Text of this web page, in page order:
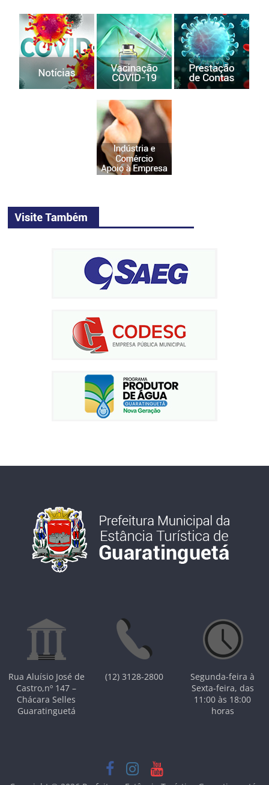
Rua Aluísio José de
Castro,nº 147 –
Chácara Selles
Guaratinguetá
(12) 3128-2800
Segunda-feira à
Sexta-feira, das
11:00 às 18:00
horas